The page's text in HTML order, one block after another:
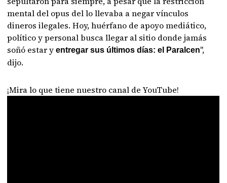
mental del opus del lo llevaba a negar vínculos
dineros ilegales. Hoy, huérfano de apoyo mediático,
político y personal busca llegar al sitio donde jamás
soñó estar y entregar sus últimos días: el Paralcen",
dijo.
¡Mira lo que tiene nuestro canal de YouTube!